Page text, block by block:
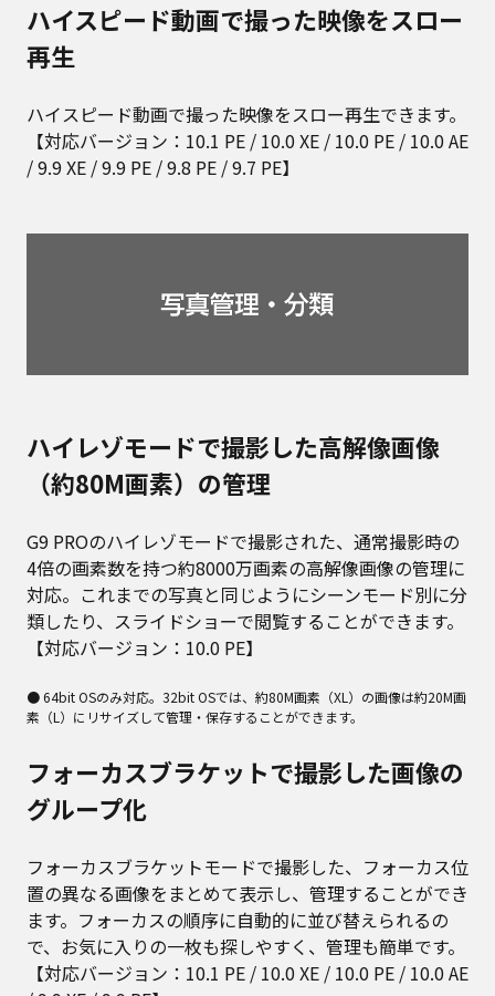
ハイスピード動画で撮った映像をスロー
再生
ハイスピード動画で撮った映像をスロー再生できます。
【対応バージョン：10.1 PE / 10.0 XE / 10.0 PE / 10.0 AE
/ 9.9 XE / 9.9 PE / 9.8 PE / 9.7 PE】
ハイレゾモードで撮影した高解像画像
（約80M画素）の管理
G9 PROのハイレゾモードで撮影された、通常撮影時の
4倍の画素数を持つ約8000万画素の高解像画像の管理に
対応。これまでの写真と同じようにシーンモード別に分
類したり、スライドショーで閲覧することができます。
【対応バージョン：10.0 PE】
● 64bit OSのみ対応。32bit OSでは、約80M画素（XL）の画像は約20M画
素（L）にリサイズして管理・保存することができます。
フォーカスブラケットで撮影した画像の
グループ化
フォーカスブラケットモードで撮影した、フォーカス位
置の異なる画像をまとめて表示し、管理することができ
ます。フォーカスの順序に自動的に並び替えられるの
で、お気に入りの一枚も探しやすく、管理も簡単です。
【対応バージョン：10.1 PE / 10.0 XE / 10.0 PE / 10.0 AE